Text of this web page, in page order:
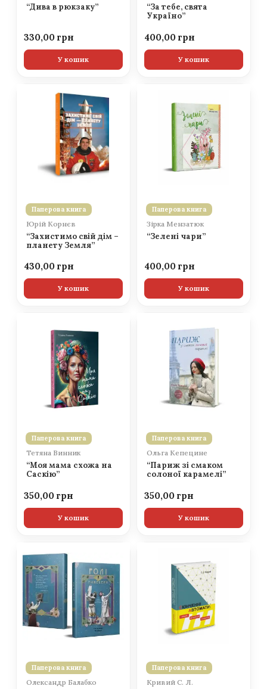
“Дива в рюкзаку”
330,00
У кошик
“За тебе, свята
Україно”
400,00
У кошик
Паперова книга
Юрій Корнєв
“Захистимо свій дім –
планету Земля”
430,00
У кошик
Паперова книга
Зірка Мензатюк
“Зелені чари”
400,00
У кошик
Паперова книга
Тетяна Винник
“Моя мама схожа на
Саскію”
350,00
У кошик
Паперова книга
Ольга Кепецине
“Париж зі смаком
солоної карамелі”
350,00
У кошик
Паперова книга
Олександр Балабко
Паперова книга
Кривий С. Л.